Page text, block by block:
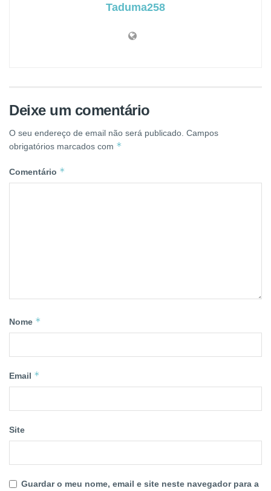
Taduma258
Deixe um comentário
O seu endereço de email não será publicado. Campos
obrigatórios marcados com *
Comentário *
Nome *
Email *
Site
Guardar o meu nome, email e site neste navegador para a